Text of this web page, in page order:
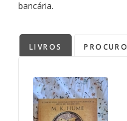
bancária.
LIVROS PROCURO